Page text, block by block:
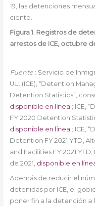
19, las detenciones
ciento.
Figura 1. Registros de
arrestos de ICE, octubre
Fuente: Servicio de
UU. (ICE), “Detention
Detention Statistics”,
disponible en línea ; ICE,
FY 2020 Detention
disponible en línea ; ICE,
Detention FY 2021 YTD,
and Facilities FY 2021
de 2021, disponible en
Además de reducir el
detenidas por ICE, el
poner fin a la detención a